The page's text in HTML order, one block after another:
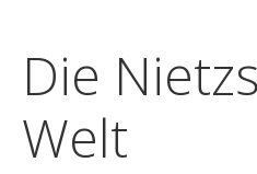
Die
Welt